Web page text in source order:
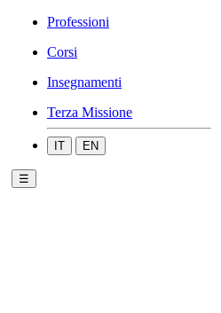
Professioni
Corsi
Insegnamenti
Terza Missione
IT EN
☰